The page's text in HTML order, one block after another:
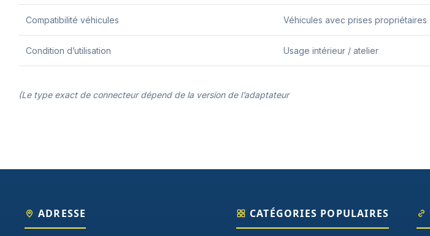
Compatibilité véhicules Véhicules avec prises propriétaires
Condition d’utilisation Usage intérieur / atelier
(Le type exact de connecteur dépend de la version de l’adaptateur
ADRESSE CATÉGORIES POPULAIRES